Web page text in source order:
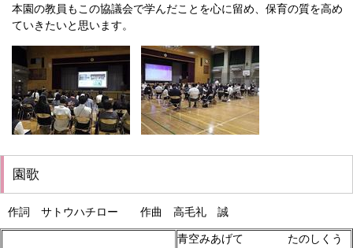
本園の教員もこの協議会で学んだことを心に留め、保育の質を高め
ていきたいと思います。
園歌
作詞 サトウハチロー 作曲 高毛礼 誠
青空みあげて たのしくう